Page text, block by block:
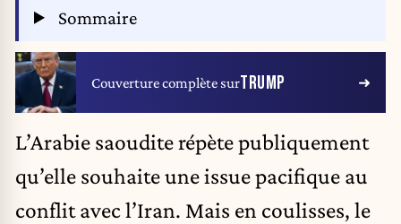
Sommaire
Couverture complète surTRUMP
L’Arabie saoudite répète publiquement
qu’elle souhaite une issue pacifique au
conflit avec l’Iran. Mais en coulisses, le